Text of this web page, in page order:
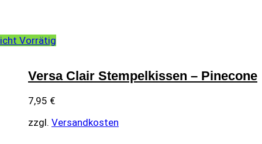
Vorrätig
Versa Clair Stempelkissen – Pinecone
7,95 €
zzgl. Versandkosten